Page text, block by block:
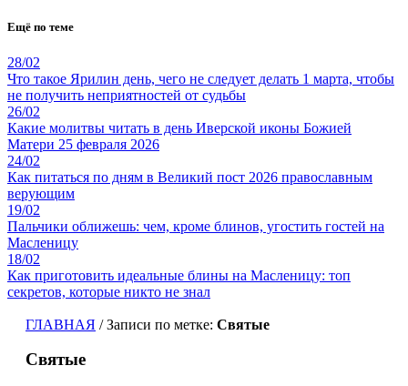
Ещё по теме
28/02
Что такое Ярилин день, чего не следует делать 1 марта, чтобы
не получить неприятностей от судьбы
26/02
Какие молитвы читать в день Иверской иконы Божией
Матери 25 февраля 2026
24/02
Как питаться по дням в Великий пост 2026 православным
верующим
19/02
Пальчики оближешь: чем, кроме блинов, угостить гостей на
Масленицу
18/02
Как приготовить идеальные блины на Масленицу: топ
секретов, которые никто не знал
ГЛАВНАЯ /Записи по метке: Святые
Святые